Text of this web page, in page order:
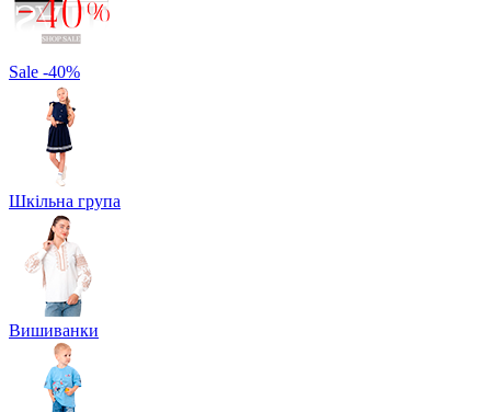
Sale -40%
Шкільна група
Вишиванки